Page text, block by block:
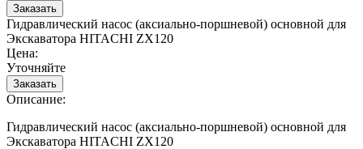
Гидравлический насос (аксиально-поршневой) основной для
Экскаватора HITACHI ZX120
Цена:
Уточняйте
Описание:
Гидравлический насос (аксиально-поршневой) основной для
Экскаватора HITACHI ZX120